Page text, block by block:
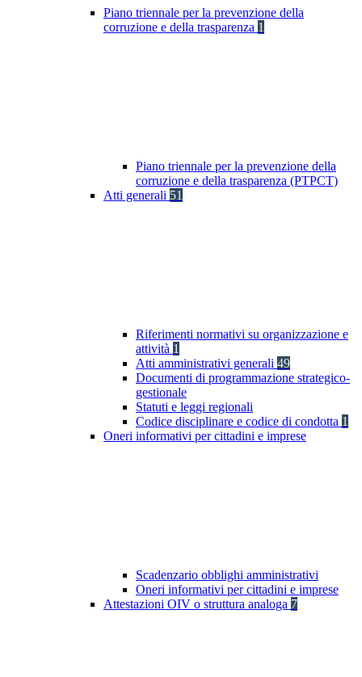
Piano triennale per la prevenzione della
corruzione e della trasparenza 1
Piano triennale per la prevenzione della
corruzione e della trasparenza (PTPCT)
Atti generali 51
Riferimenti normativi su organizzazione e
attività 1
Atti amministrativi generali 49
Documenti di programmazione strategico-
gestionale
Statuti e leggi regionali
Codice disciplinare e codice di condotta 1
Oneri informativi per cittadini e imprese
Scadenzario obblighi amministrativi
Oneri informativi per cittadini e imprese
Attestazioni OIV o struttura analoga 7